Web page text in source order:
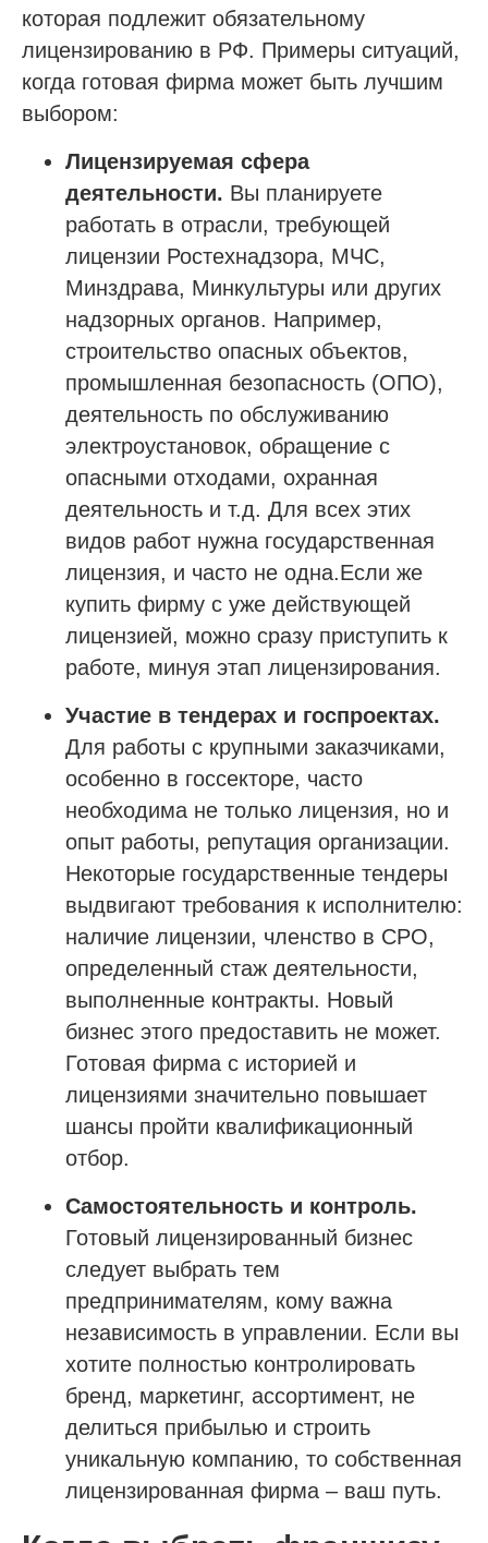
которая подлежит обязательному
лицензированию в РФ. Примеры ситуаций,
когда готовая фирма может быть лучшим
выбором:
Лицензируемая сфера
деятельности. Вы планируете
работать в отрасли, требующей
лицензии Ростехнадзора, МЧС,
Минздрава, Минкультуры или других
надзорных органов. Например,
строительство опасных объектов,
промышленная безопасность (ОПО),
деятельность по обслуживанию
электроустановок, обращение с
опасными отходами, охранная
деятельность и т.д. Для всех этих
видов работ нужна государственная
лицензия, и часто не одна.Если же
купить фирму с уже действующей
лицензией, можно сразу приступить к
работе, минуя этап лицензирования.
Участие в тендерах и госпроектах.
Для работы с крупными заказчиками,
особенно в госсекторе, часто
необходима не только лицензия, но и
опыт работы, репутация организации.
Некоторые государственные тендеры
выдвигают требования к исполнителю:
наличие лицензии, членство в СРО,
определенный стаж деятельности,
выполненные контракты. Новый
бизнес этого предоставить не может.
Готовая фирма с историей и
лицензиями значительно повышает
шансы пройти квалификационный
отбор.
Самостоятельность и контроль.
Готовый лицензированный бизнес
следует выбрать тем
предпринимателям, кому важна
независимость в управлении. Если вы
хотите полностью контролировать
бренд, маркетинг, ассортимент, не
делиться прибылью и строить
уникальную компанию, то собственная
лицензированная фирма – ваш путь.
Напишите нам в мессенджер
Услуги
Строительно-монтажные СРО
Проектные СРО
Изыскания СРО
Специалисты НРС для СРО
Независимая оценка квалификации (НОК)
Покупка готовой компании (ООО)
Продажа готовой компании (ООО)
Получить аккредитацию ФКР
Пройти отбор на тендеры в ФКР
Актуальные отборы ФКР в вашем регионе
sro@sro-nostroy-nopriz.ru
8-800-350-88-67
9:00 - 18:00 Пн-Пт
Доп услуги
@sro_nostroy_nopriz1